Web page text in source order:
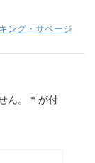
ング・サベージ
ん。 * が付